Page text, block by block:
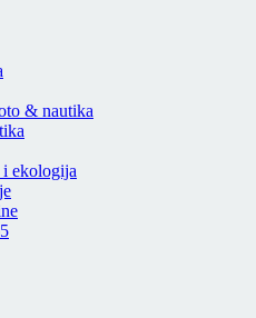
& nautika
ekologija